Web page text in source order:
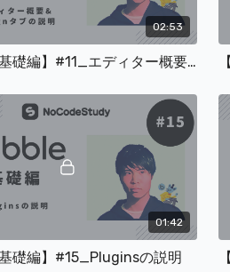
（講師）
特化の受託開発
ーコードエンジニアとしてベンチャー
ん（ファシリテータ）
コミュニティマネージャー
02:53
【Bubble基礎編】#11_エディター概要& Designタブの説明
01:42
基礎編】#15_Pluginsの説明